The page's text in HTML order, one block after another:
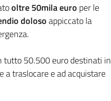
oltre 50mila euro per le
dolosoappiccato la
tutto 50.500 euro destinati in
a traslocare e ad acquistare